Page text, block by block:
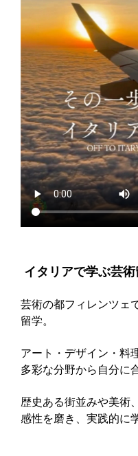
イタリアで学ぶ芸
芸術の都フィレンツェ
留学。
アート・デザイン・料
多彩な分野から自分に
歴史ある街並みや美術
感性を磨き、実践的に